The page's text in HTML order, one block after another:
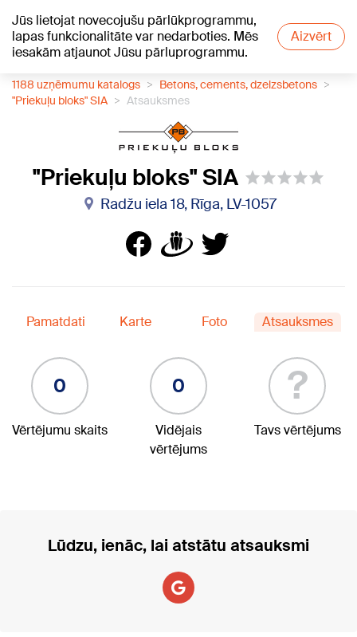
Jūs lietojat novecojušu pārlūkprogrammu,
lapas funkcionalitāte var nedarboties. Mēs
iesakām atjaunot Jūsu pārluprogrammu.
Aizvērt
+24°C
1188 uzņēmumu katalogs
Betons, cements, dzelzsbetons
"Priekuļu bloks" SIA
Atsauksmes
"Priekuļu bloks" SIA
Radžu iela 18, Rīga, LV-1057
Pamatdati Karte Foto Atsauksmes
0
Vērtējumu skaits
0
Vidējais
vērtējums
?
Tavs vērtējums
Lūdzu, ienāc, lai atstātu atsauksmi